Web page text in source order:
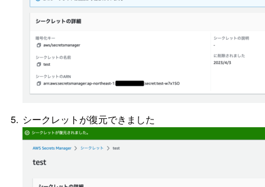
シークレットが復元できました